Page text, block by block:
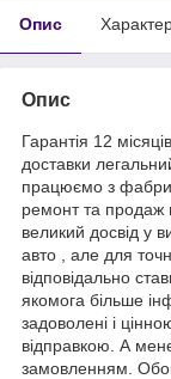
Опис
Опис
Гарантія 12
доставки
працюємо з
ремонт та продаж
великий досвід у
авто , але для
відповідально
якомога більше
задоволені і
відправкою. А
замовленням.